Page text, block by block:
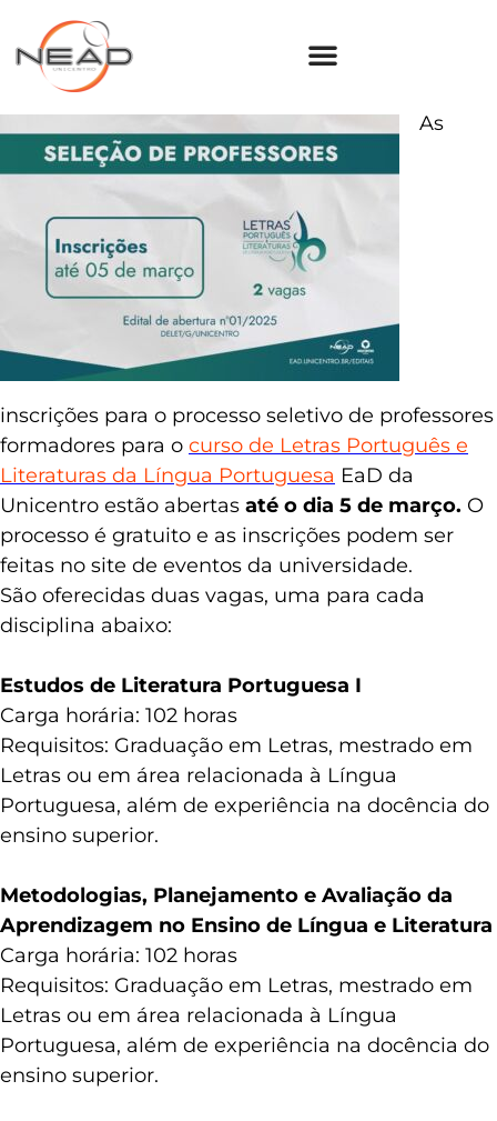
As
inscrições para o processo seletivo de professores
formadores para o curso de Letras Português e
Literaturas da Língua Portuguesa EaD da
Unicentro estão abertas até o dia 5 de março. O
processo é gratuito e as inscrições podem ser
feitas no site de eventos da universidade.
São oferecidas duas vagas, uma para cada
disciplina abaixo:
Estudos de Literatura Portuguesa I
Carga horária: 102 horas
Requisitos: Graduação em Letras, mestrado em
Letras ou em área relacionada à Língua
Portuguesa, além de experiência na docência do
ensino superior.
Metodologias, Planejamento e Avaliação da
Aprendizagem no Ensino de Língua e Literatura
Carga horária: 102 horas
Requisitos: Graduação em Letras, mestrado em
Letras ou em área relacionada à Língua
Portuguesa, além de experiência na docência do
ensino superior.